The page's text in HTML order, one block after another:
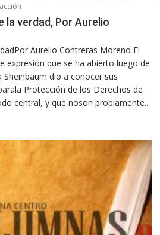
la verdad, Por Aurelio
Aurelio Contreras Moreno El
expresión que se ha abierto luego de
Sheinbaum dio a conocer sus
Protección de los Derechos de
central, y que noson propiamente...